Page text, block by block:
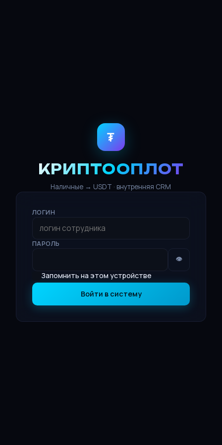
₮
КРИПТООПЛОТ
Наличные → USDT · внутренняя CRM
ЛОГИН
ПАРОЛЬ
👁
Запомнить на этом устройстве
Войти в систему